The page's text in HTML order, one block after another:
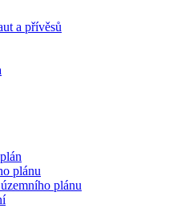
a přívěsů
plánu
plánu